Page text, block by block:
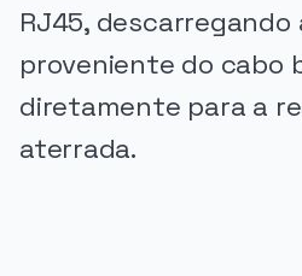
RJ45,
proveniente do cabo
diretamente para a
aterrada.